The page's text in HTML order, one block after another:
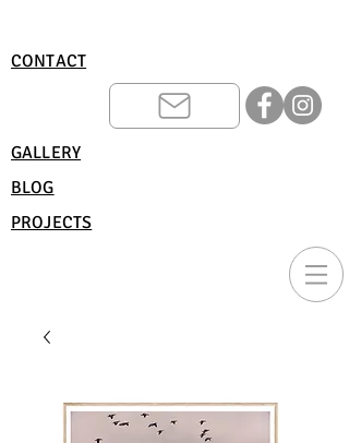
CONTACT
GALLERY
BLOG
PROJECTS